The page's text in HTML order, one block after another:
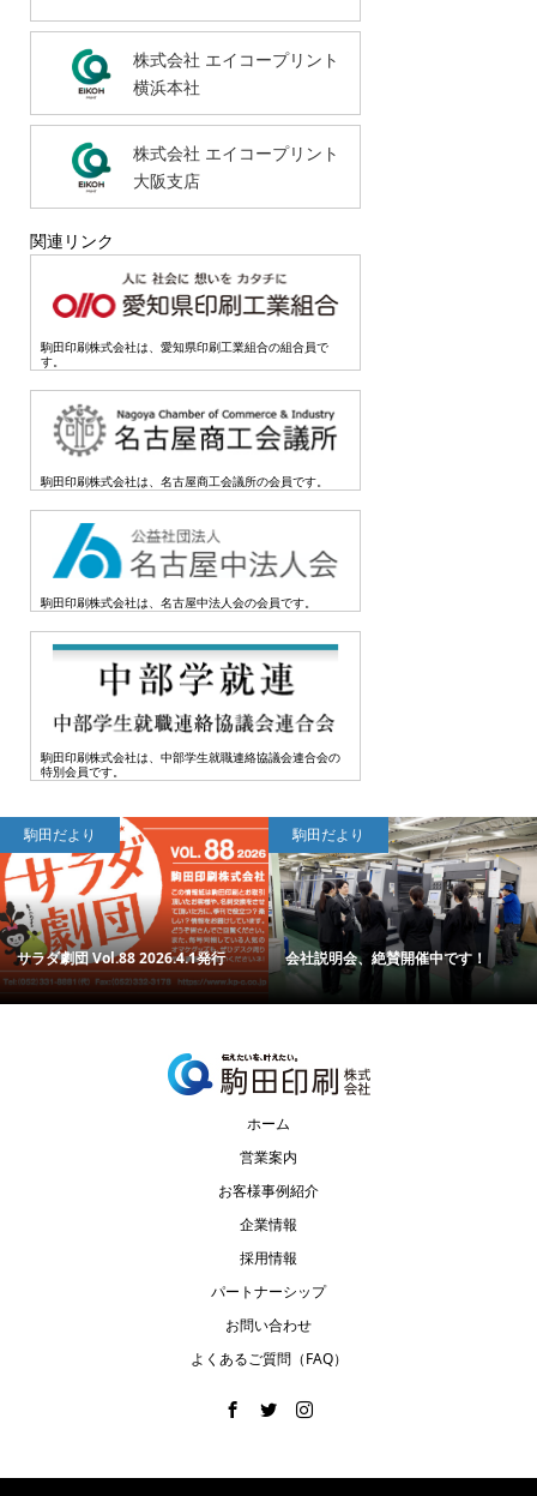
株式会社 エイコープリント
横浜本社
株式会社 エイコープリント
大阪支店
関連リンク
駒田印刷株式会社は、愛知県印刷工業組合の組合員で
す。
駒田印刷株式会社は、名古屋商工会議所の会員です。
駒田印刷株式会社は、名古屋中法人会の会員です。
駒田印刷株式会社は、中部学生就職連絡協議会連合会の
特別会員です。
駒田だより
サラダ劇団 Vol.88 2026.4.1発行
駒田だより
会社説明会、絶賛開催中です！
ホーム
営業案内
お客様事例紹介
企業情報
採用情報
パートナーシップ
お問い合わせ
よくあるご質問（FAQ）